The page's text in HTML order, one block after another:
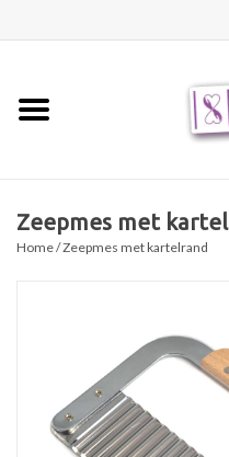
Startpakketten
Recepten
Zeepmes met
Home/ Zeepmes met kartelrand